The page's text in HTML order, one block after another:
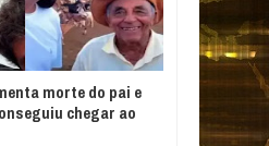
morte do pai e
chegar ao